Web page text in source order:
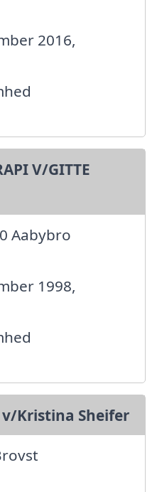
2016,
V/GITTE
Aabybro
1998,
Kristina Sheifer